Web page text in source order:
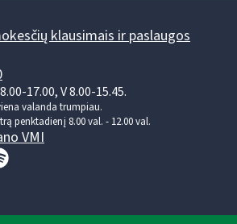
klausimais ir paslaugos
17.00, V 8.00-15.45.
valanda trumpiau.
penktadienį 8.00 val. - 12.00 val.
VMI